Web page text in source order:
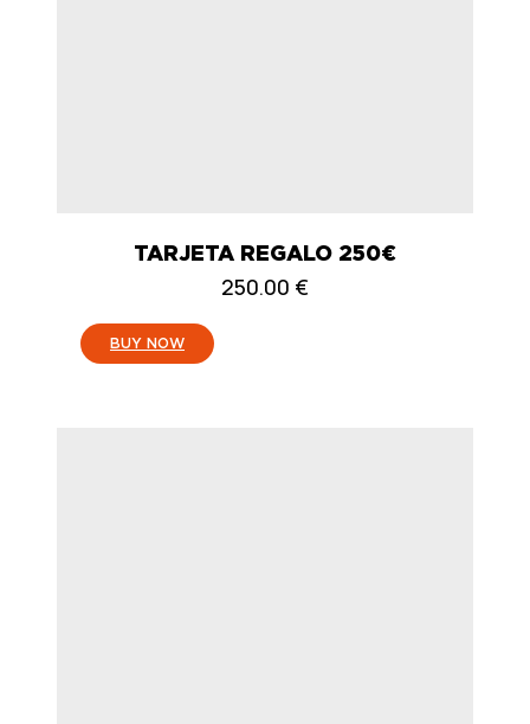
TARJETA REGALO 250€
250.00 €
BUY NOW:
TARJETA